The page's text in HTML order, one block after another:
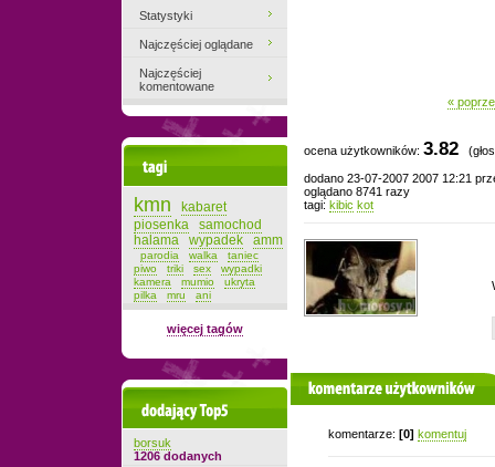
«
ocena użytkowników: 3.82
dodano 23-07-2007 2007 12:21
oglądano 8741 razy
tagi: kibic kot
komentarze użytkowników
komentarze: [0] komentuj
Statystyki
Najczęściej oglądane
Najczęściej
komentowane
kmn
kabaret
piosenka
samochod
halama
wypadek amm
parodia walka
taniec
piwo
triki sex
wypadki
kamera
mumio
ukryta
pilka
mru ani
więcej tagów
Dodający top-5
borsuk
1206 dodanych